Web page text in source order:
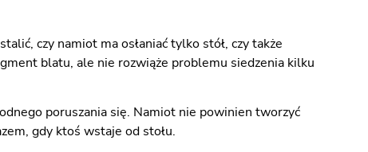
czy namiot ma osłaniać tylko stół, czy także
blatu, ale nie rozwiąże problemu siedzenia kilku
poruszania się. Namiot nie powinien tworzyć
gdy ktoś wstaje od stołu.